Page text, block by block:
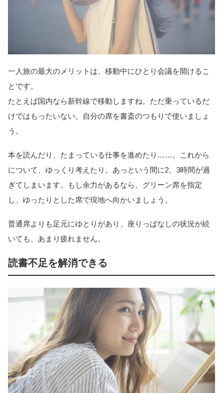
一人旅の最大のメリットは、移動中にひとり会議を開けるこ
とです。
たとえば国内なら新幹線で移動しますね。ただ乗っているだ
けではもったいない。自分の席を書斎のつもりで使いましょ
う。
本を読んだり、たまっている仕事を進めたり……。これから
について、ゆっくり考えたり。あっという間に2、3時間が過
ぎてしまいます。もし余力があるなら、グリーン席を指定
し、ゆったりとした席で現地へ向かいましょう。
普通席よりも足元にゆとりがあり、座りっぱなしの状況が続
いても、あまり疲れません。
読書不足を解消できる